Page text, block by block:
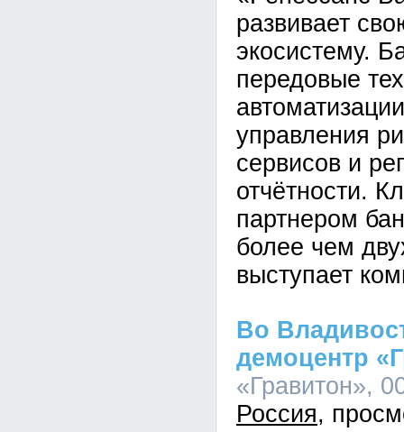
развивает
экосистему.
передовые
управления
сервисов и
отчётности.
партнером
более чем
выступает
Во
демоцентр
«Гравитон»,
Россия